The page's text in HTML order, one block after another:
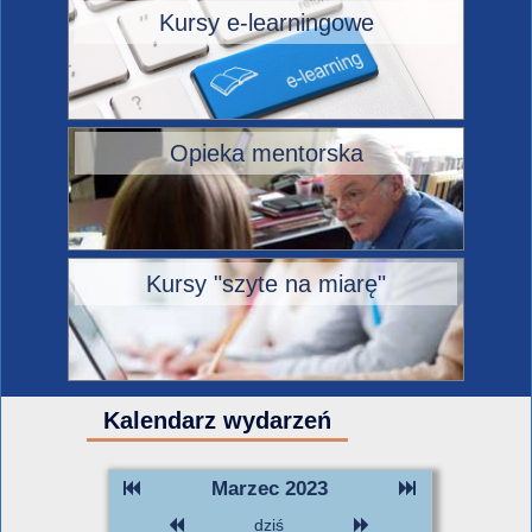
Kursy e-learningowe
Opieka mentorska
Kursy "szyte na miarę"
Kalendarz wydarzeń
Marzec 2023
dziś